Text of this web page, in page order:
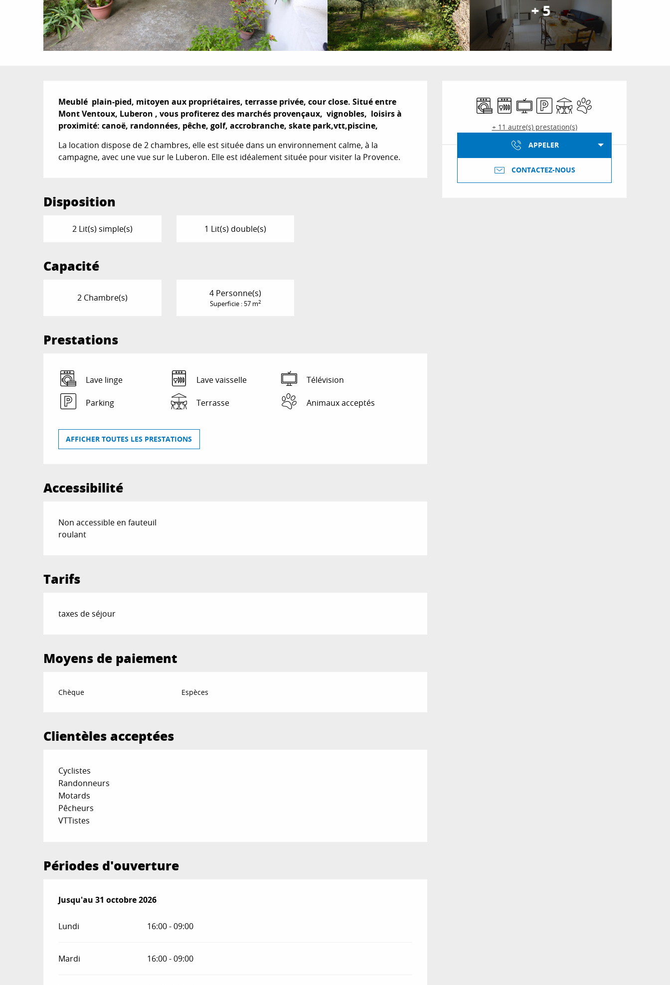
+ 5
Ouverture et
Lave lingeLave vaisselle
Télévision
ParkingTerrasseAnimaux acceptés
+ 11 autre(s) prestation(s)
APPELER
CONTACTEZ-NOUS
Description
Meublé  plain-pied, mitoyen aux propriétaires, terrasse privée, cour close. Situé entre
Mont Ventoux, Luberon , vous profiterez des marchés provençaux,  vignobles,  loisirs à
proximité: canoë, randonnées, pêche, golf, accrobranche, skate park,vtt,piscine,
La location dispose de 2 chambres, elle est située dans un environnement calme, à la
campagne, avec une vue sur le Luberon. Elle est idéalement située pour visiter la Provence.
Disposition
2 Lit(s) simple(s) 1 Lit(s) double(s)
Capacité
2 Chambre(s) 4 Personne(s)
Superficie : 57 m2
Prestations
Lave linge Lave vaisselle Télévision
Parking Terrasse Animaux acceptés
AFFICHER TOUTES LES PRESTATIONS
Accessibilité
Non accessible en fauteuil
roulant
Tarifs
taxes de séjour
Moyens de paiement
Chèque Espèces
Clientèles acceptées
Cyclistes
Randonneurs
Motards
Pêcheurs
VTTistes
Périodes d'ouverture
Du1 avril 2026au31 octobre 2026
Jusqu'au 31 octobre 2026
Lundi 16:00 - 09:00
Mardi 16:00 - 09:00